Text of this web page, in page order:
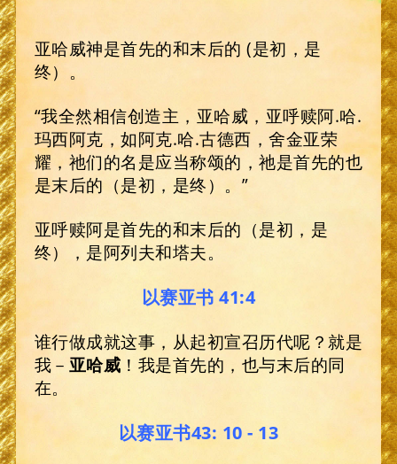
亚哈威神是首先的和末后的 (是初，是
终）。
“我全然相信创造主，亚哈威，亚呼赎阿.哈.
玛西阿克，如阿克.哈.古德西，舍金亚荣
耀，祂们的名是应当称颂的，祂是首先的也
是末后的（是初，是终）。”
亚呼赎阿是首先的和末后的（是初，是
终），是阿列夫和塔夫。
以赛亚书 41:4
谁行做成就这事，从起初宣召历代呢？就是
我－ 亚哈威 ！我是首先的，也与末后的同
在。
以赛亚书43: 10 - 13